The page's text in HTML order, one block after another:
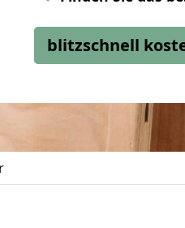
blitzschnell